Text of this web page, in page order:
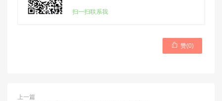
扫一扫联系我
 赞(0)
上一篇